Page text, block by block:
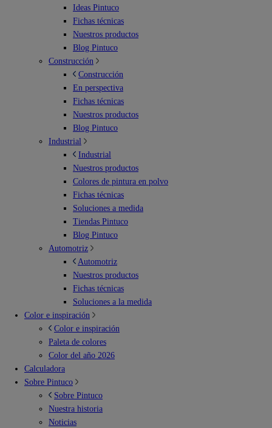
Ideas Pintuco
Fichas técnicas
Nuestros productos
Blog Pintuco
Construcción
Construcción
En perspectiva
Fichas técnicas
Nuestros productos
Blog Pintuco
Industrial
Industrial
Nuestros productos
Colores de pintura en polvo
Fichas técnicas
Soluciones a medida
Tiendas Pintuco
Blog Pintuco
Automotriz
Automotriz
Nuestros productos
Fichas técnicas
Soluciones a la medida
Color e inspiración
Color e inspiración
Paleta de colores
Color del año 2026
Calculadora
Sobre Pintuco
Sobre Pintuco
Nuestra historia
Noticias